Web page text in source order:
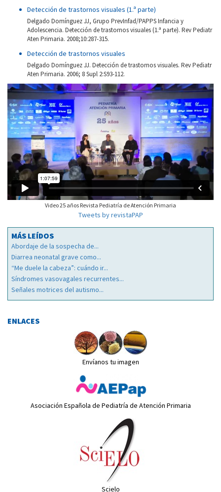
Detección de trastornos visuales (1.ª parte)
Delgado Domínguez JJ, Grupo PrevInfad/PAPPS Infancia y
Adolescencia. Detección de trastornos visuales (1.ª parte). Rev Pediatr
Aten Primaria. 2008;10:287-315.
Detección de trastornos visuales
Delgado Domínguez JJ. Detección de trastornos visuales. Rev Pediatr
Aten Primaria. 2006; 8 Supl 2:S93-112.
Video 25 años Revista Pediatría de Atención Primaria
Tweets by revistaPAP
MÁS LEÍDOS
Abordaje de la sospecha de...
Diarrea neonatal grave como...
“Me duele la cabeza”: cuándo ir...
Síndromes vasovagales recurrentes...
Señales motrices del autismo...
ENLACES
Envíanos tu imagen
Asociación Española de Pediatría de Atención Primaria
Scielo